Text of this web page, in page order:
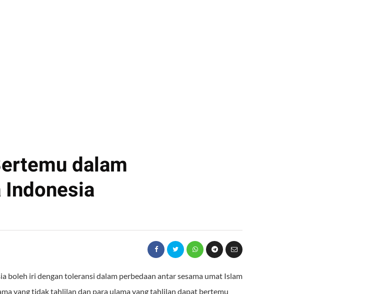
dalam
boleh iri dengan toleransi dalam perbedaan antar sesama umat Islam
yang tidak tahlilan dan para ulama yang tahlilan dapat bertemu